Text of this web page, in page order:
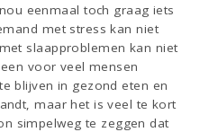
eenmaal toch graag iets
met stress kan niet
slaapproblemen kan niet
voor veel mensen
blijven in gezond eten en
maar het is veel te kort
simpelweg te zeggen dat